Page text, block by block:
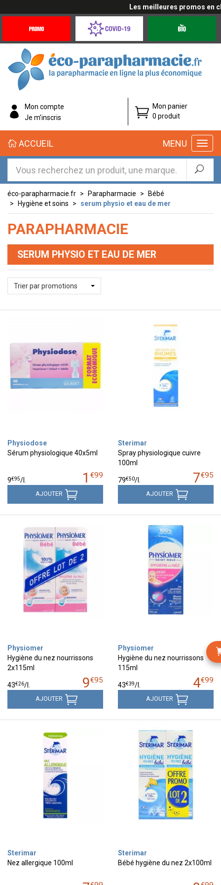
Les meilleures promos en
Offres
Coronavirus
éco-
parapharmacie.fr
éco-
parapharmacie.fr
Mon compte
Je m’inscris
Mon panier
0 produit
MENU
ACCUEIL
éco-parapharmacie.fr Parapharmacie
Bébé
Hygiène et soins
serum physio et eau de mer
PARAPHARMACIE
SERUM PHYSIO ET EAU DE MER
Trier par promotions
Physiodose
Sérum physiologique 40x5ml
1 €99
9€95/l.
AJOUTER
Sterimar
Spray physiologique cuivre
100ml
7€95
79€50/l.
AJOUTER
Physiomer
Hygiène du nez nourrissons
2x115ml
9€95
43€26/l.
AJOUTER
Physiomer
Hygiène du nez nourrissons
115ml
4€99
43€39/l.
AJOUTER
Sterimar
Nez allergique 100ml
Sterimar
Bébé hygiène du nez 2x100ml